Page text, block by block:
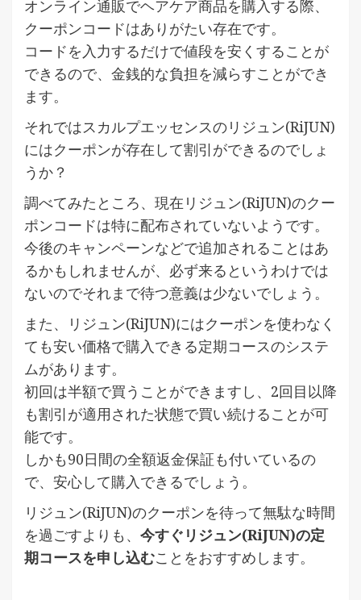
オンライン通販でヘアケア商品を購入する際、
クーポンコードはありがたい存在です。
コードを入力するだけで値段を安くすることが
できるので、金銭的な負担を減らすことができ
ます。
それではスカルプエッセンスのリジュン(RiJUN)
にはクーポンが存在して割引ができるのでしょ
うか？
調べてみたところ、現在リジュン(RiJUN)のクー
ポンコードは特に配布されていないようです。
今後のキャンペーンなどで追加されることはあ
るかもしれませんが、必ず来るというわけでは
ないのでそれまで待つ意義は少ないでしょう。
また、
リジュン(RiJUN)にはクーポンを使わなく
ても安い価格で購入できる定期コースのシステ
ムがあります。
初回は半額で買うことができますし、2回目以降
も割引が適用された状態で買い続けることが可
能です。
しかも90日間の全額返金保証も付いているの
で、安心して購入できるでしょう。
リジュン(RiJUN)のクーポンを待って無駄な時間
を過ごすよりも、 今すぐリジュン(RiJUN)の定
期コースを申し込むことをおすすめします。